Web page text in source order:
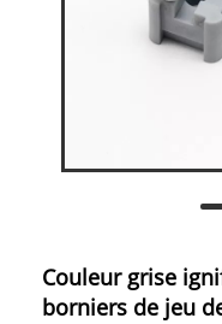
Couleur grise
borniers de jeu